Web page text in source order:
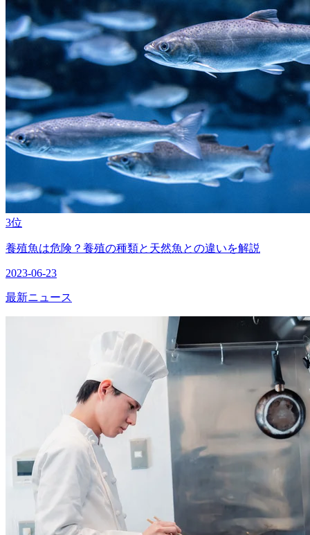
3位
養殖魚は危険？養殖の種類と天然魚との違いを解説
2023-06-23
最新ニュース